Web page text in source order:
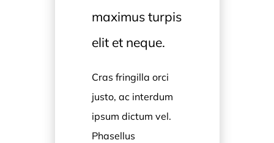
maximus turpis
elit et neque.
Cras fringilla orci
justo, ac interdum
ipsum dictum vel.
Phasellus